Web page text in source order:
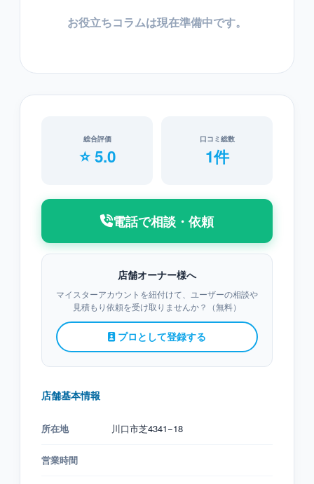
お役立ちコラムは現在準備中です。
総合評価
⭐ 5.0
口コミ総数
1件
電話で相談・依頼
店舗オーナー様へ
マイスターアカウントを紐付けて、ユーザーの相談や
見積もり依頼を受け取りませんか？（無料）
プロとして登録する
店舗基本情報
所在地 川口市芝4341−18
営業時間